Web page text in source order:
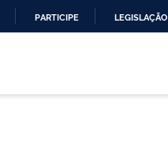
PARTICIPE LEGISLAÇÃO